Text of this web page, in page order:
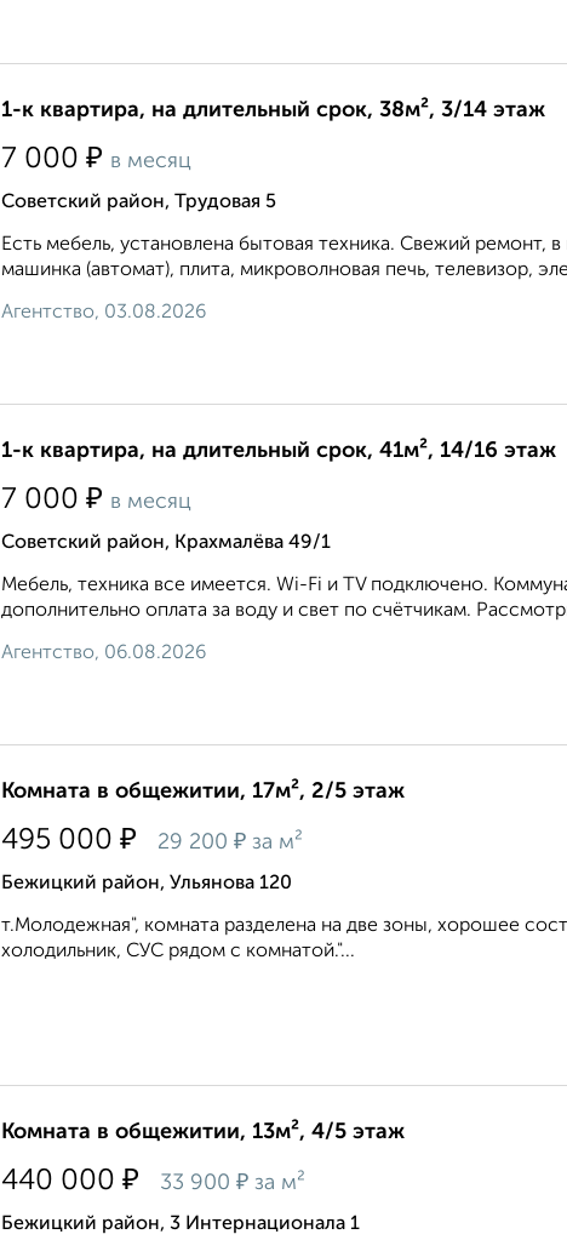
1-к квартира, на длительный срок, 38м², 3/14 этаж
7 000 ₽ в месяц
Советский район, Трудовая 5
Есть мебель, установлена бытовая техника. Свежий ремонт,
машинка (автомат), плита, микроволновая печь, телевизор,
Агентство, 03.08.2026
1-к квартира, на длительный срок, 41м², 14/16 этаж
7 000 ₽ в месяц
Советский район, Крахмалёва 49/1
Мебель, техника все имеется. Wi-Fi и TV подключено.
дополнительно оплата за воду и свет по счётчикам.
Агентство, 06.08.2026
Комната в общежитии, 17м², 2/5 этаж
495 000 ₽ 29 200 ₽ за м²
Бежицкий район, Ульянова 120
т.Молодежная", комната разделена на две зоны, хорошее
холодильник, СУС рядом с комнатой."...
Комната в общежитии, 13м², 4/5 этаж
440 000 ₽ 33 900 ₽ за м²
Бежицкий район, 3 Интернационала 1